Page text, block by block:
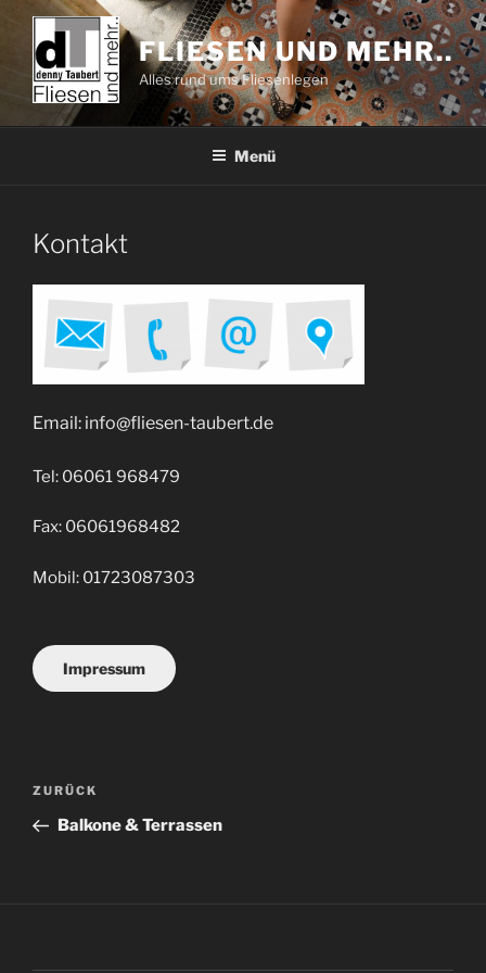
Zum
Inhalt
springen
FLIESEN UND MEHR..
Alles rund ums Fliesenlegen
Menü
Kontakt
Email: info@fliesen-taubert.de
Tel: 06061 968479
Fax: 06061968482
Mobil: 01723087303
Impressum
Beitragsnavigation
Vorheriger
Beitrag
ZURÜCK
Balkone & Terrassen